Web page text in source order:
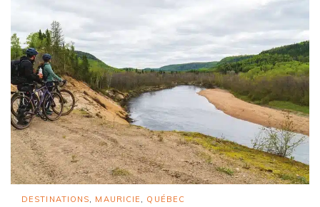
DESTINATIONS, MAURICIE , QUÉBEC